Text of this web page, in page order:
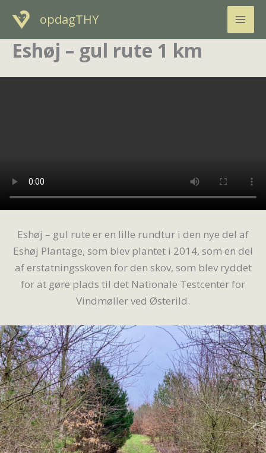
indholdet
opdagTHY
Eshøj – gul rute 1 km
Eshøj – gul rute er en lille rundtur i den nye del af
Eshøj Plantage, som blev plantet i 2014, som en del
af erstatningsskoven for den skov, som blev ryddet
for at gøre plads til det Nationale Testcenter for
Vindmøller ved Østerild.